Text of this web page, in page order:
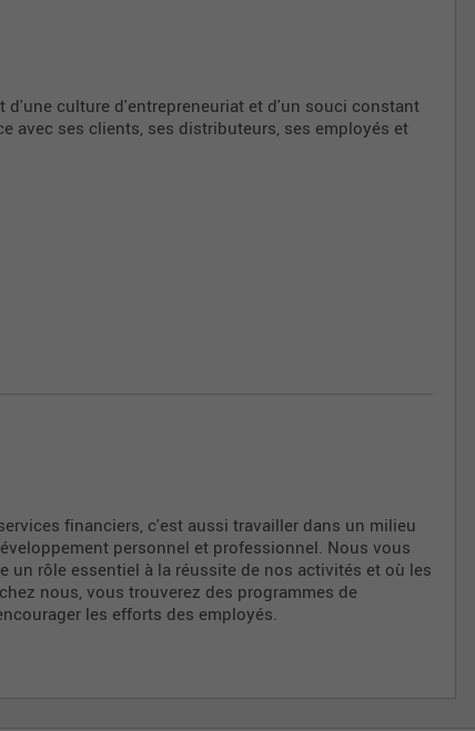
culture d'entrepreneuriat et d'un souci constant
avec ses clients, ses distributeurs, ses employés et
et de leur expérience. Bref, tout sera mis en œuvre
financiers, c'est aussi travailler dans un milieu
personnel et professionnel. Nous vous
rôle essentiel à la réussite de nos activités et où les
nous, vous trouverez des programmes de
les efforts des employés.